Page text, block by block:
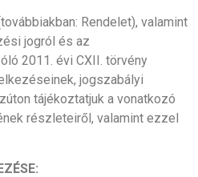
Rendelet), valamint
jogról és az
2011. évi CXII. törvény
jogszabályi
tájékoztatjuk a vonatkozó
részleteiről, valamint ezzel